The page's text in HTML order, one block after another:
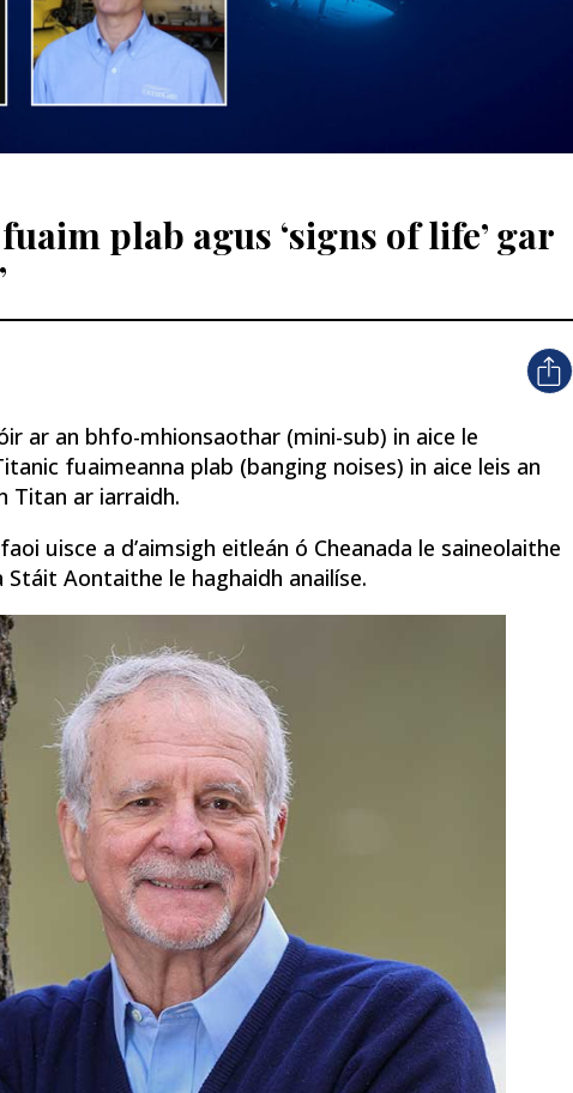
plab agus ‘signs of life’ gar
ar an bhfo-mhionsaothar (mini-sub) in aice le
fuaimeanna plab (banging noises) in aice leis an
Titan ar iarraidh.
uisce a d’aimsigh eitleán ó Cheanada le saineolaithe
Stáit Aontaithe le haghaidh anailíse.